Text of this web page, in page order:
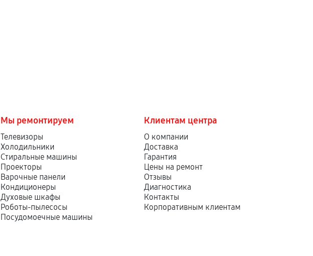
Мы ремонтируем
Телевизоры
Холодильники
Стиральные машины
Проекторы
Варочные панели
Кондиционеры
Духовые шкафы
Роботы-пылесосы
Посудомоечные машины
Клиентам центра
О компании
Доставка
Гарантия
Цены на ремонт
Отзывы
Диагностика
Контакты
Корпоративным клиентам